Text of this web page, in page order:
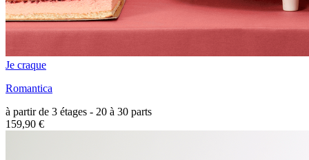
Je craque
Romantica
à partir de 3 étages - 20 à 30 parts
159,90 €